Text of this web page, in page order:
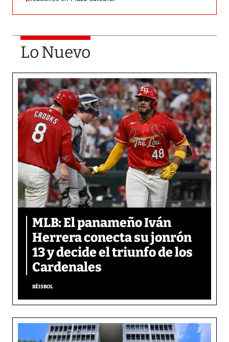
Lo Nuevo
MLB: El panameño Iván
Herrera conecta su jonrón
13 y decide el triunfo de los
Cardenales
BÉISBOL